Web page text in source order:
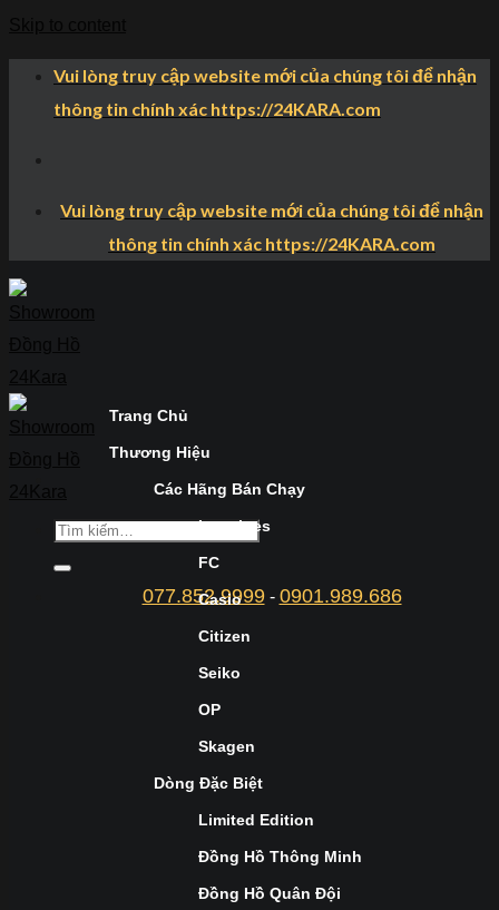
Vui lòng truy cập website mới của chúng tôi để nhận
thông tin chính xác https://24KARA.com
Vui lòng truy cập website mới của chúng tôi để nhận
thông tin chính xác https://24KARA.com
077.852.9999- 0901.989.686
Trang Chủ
Thương Hiệu
Các Hãng Bán Chạy
Longines
FC
Casio
Citizen
Seiko
OP
Skagen
Dòng Đặc Biệt
Limited Edition
Đồng Hồ Thông Minh
Đồng Hồ Quân Đội